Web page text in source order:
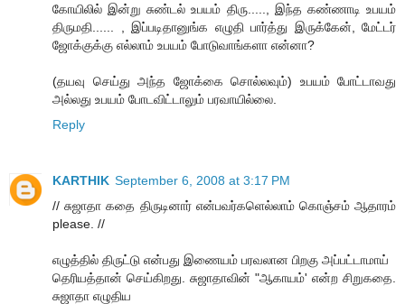
கோயிலில் இன்று சுண்டல் உபயம் திரு....., இந்த கண்ணாடி உபயம்
திருமதி...... , இப்படிதானுங்க எழுதி பார்த்து இருக்கேன், மேட்டர்
ஜோக்குக்கு எல்லாம் உபயம் போடுவாங்களா என்னா?
(தயவு செய்து அந்த ஜோக்கை சொல்லவும்) உபயம் போட்டாவது
அல்லது உபயம் போடவிட்டாலும் பரவாயில்லை.
Reply
KARTHIK September 6, 2008 at 3:17 PM
// சுஜாதா கதை திருடினார் என்பவர்களெல்லாம் கொஞ்சம் ஆதாரம்
please. //
எழுத்தில் திருட்டு என்பது இணையம் பரவலான பிறகு அப்பட்டாமாய்
தெரியத்தான் செய்கிறது. சுஜாதாவின் "ஆகாயம்' என்ற சிறுகதை.
சுஜாதா எழுதிய